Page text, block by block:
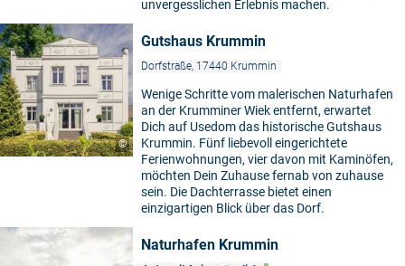
unvergesslichen Erlebnis machen.
©
Gutshaus Krummin
Dorfstraße, 17440 Krummin
Wenige Schritte vom malerischen Naturhafen
an der Krumminer Wiek entfernt, erwartet
Dich auf Usedom das historische Gutshaus
Krummin. Fünf liebevoll eingerichtete
Ferienwohnungen, vier davon mit Kaminöfen,
möchten Dein Zuhause fernab von zuhause
sein. Die Dachterrasse bietet einen
einzigartigen Blick über das Dorf.
Naturhafen Krummin